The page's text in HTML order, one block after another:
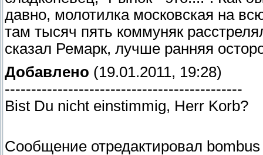
давно, молотилка московская на
там тысяч пять коммуняк
сказал Ремарк, лучше ранняя
Добавлено (19.01.2011, 19:28)
---------------------------------------------
Bist Du nicht einstimmig, Herr Korb?
Сообщение отредактировал bombus